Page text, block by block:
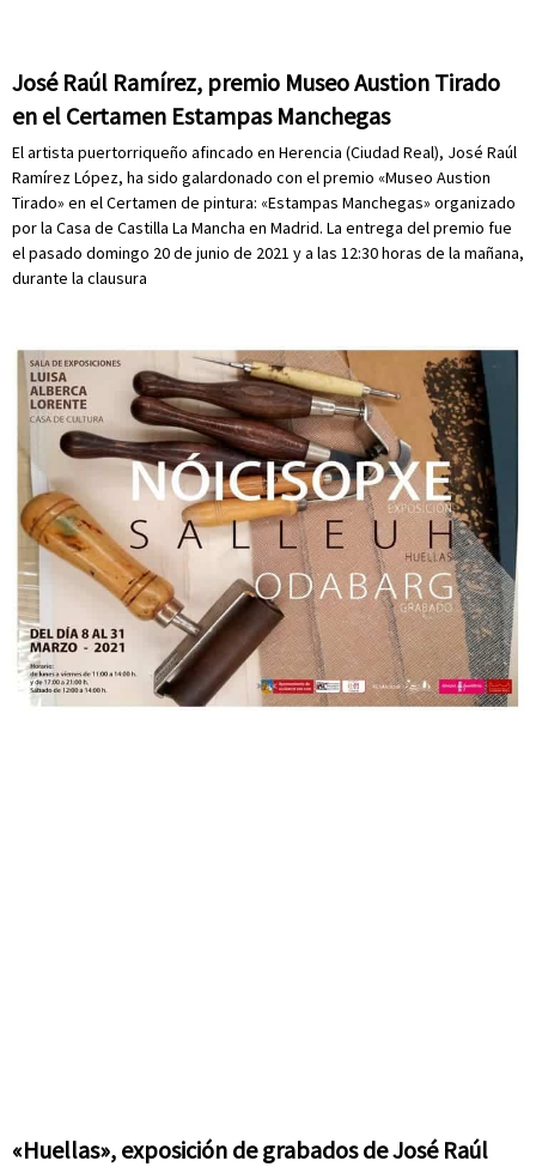
José Raúl Ramírez, premio Museo Austion Tirado
en el Certamen Estampas Manchegas
El artista puertorriqueño afincado en Herencia (Ciudad Real), José Raúl
Ramírez López, ha sido galardonado con el premio «Museo Austion
Tirado» en el Certamen de pintura: «Estampas Manchegas» organizado
por la Casa de Castilla La Mancha en Madrid. La entrega del premio fue
el pasado domingo 20 de junio de 2021 y a las 12:30 horas de la mañana,
durante la clausura
«Huellas», exposición de grabados de José Raúl